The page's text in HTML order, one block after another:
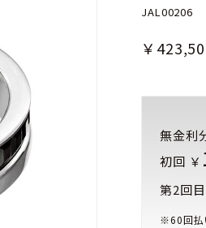
JAL00206
￥
無金利
初回 ￥
第2回
※60回